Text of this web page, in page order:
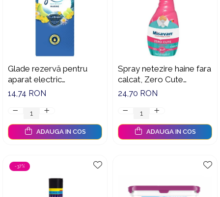
Glade rezervă pentru
aparat electric
touch&fresh cu aromă
14,74 RON
ADAUGA IN COS
Spray netezire haine fara
calcat, Zero Cute
Harmony Misavan, 500
24,70 RON
ADAUGA IN COS
-37%